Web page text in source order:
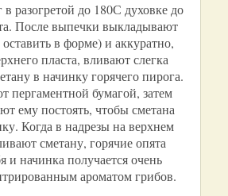
разогретой до 180С духовке до
После выпечки выкладывают
в форме) и аккуратно,
пласта, вливают слегка
в начинку горячего пирога.
пергаментной бумагой, затем
ему постоять, чтобы сметана
Когда в надрезы на верхнем
сметану, горячие опята
и начинка получается очень
ароматом грибов.